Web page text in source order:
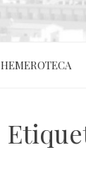
HEMEROTECA